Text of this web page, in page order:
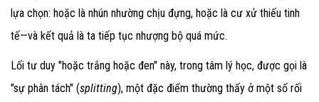
lựa chọn: hoặc là nhún nhường chịu đựng, hoặc là cư xử thiếu tinh
tế—và kết quả là ta tiếp tục nhượng bộ quá mức.
Lối tư duy "hoặc trắng hoặc đen" này, trong tâm lý học, được gọi là
"sự phân tách" (splitting), một đặc điểm thường thấy ở một số rối